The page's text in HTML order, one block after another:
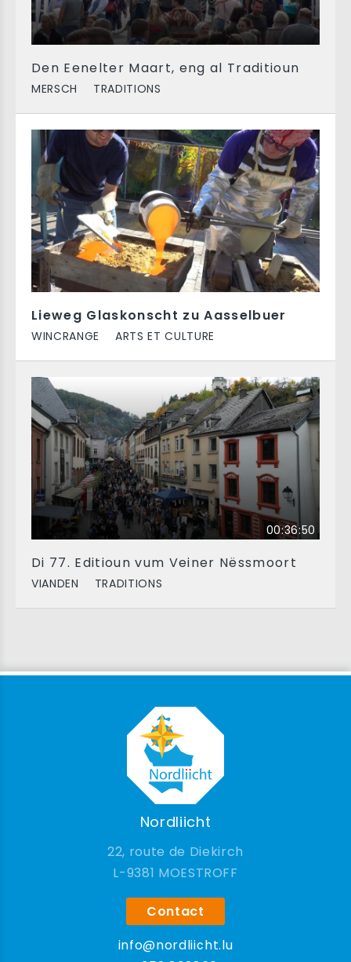
Den Eenelter Maart, eng al Traditioun
MERSCH TRADITIONS
Lieweg Glaskonscht zu Aasselbuer
WINCRANGE ARTS ET CULTURE
00:36:50
Di 77. Editioun vum Veiner Nëssmoort
VIANDEN TRADITIONS
Nordliicht
22, route de Diekirch
9381 MOESTROFF
Contact
info@nordliicht.lu